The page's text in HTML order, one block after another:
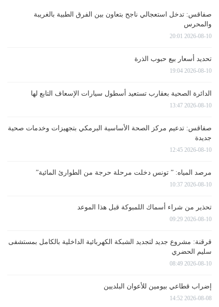
صفاقس: تدخل استعجالي ناجح بتعاون بين الفرق الطبية بالغريبة
والمحرس
2026-08-10 20:01
تحديد أسعار بيع حبوب الذرة
2026-08-10 19:04
الدائرة الصحية بعقارب تستعيد أسطول سيارات الإسعاف التابع لها
2026-08-10 13:47
صفاقس: تدعيم مركز الصحة الأساسية البرمكي بتجهيزات وخدمات صحية
جديدة
2026-08-10 12:45
مرصد المياه: ” تونس دخلت مرحلة حرجة من الطوارئ المائية”
2026-08-10 10:37
تحذير من شراء أسماك اللمبوكة قبل هذا الموعد
2026-08-10 09:29
قرقنة: مشروع جديد لتجديد الشبكة الكهربائية الداخلية بالكامل بمستشفى
سليم الحضري
2026-08-10 08:49
إضراب قطاعي بيومين للأعوان البلديين
2026-08-08 14:52